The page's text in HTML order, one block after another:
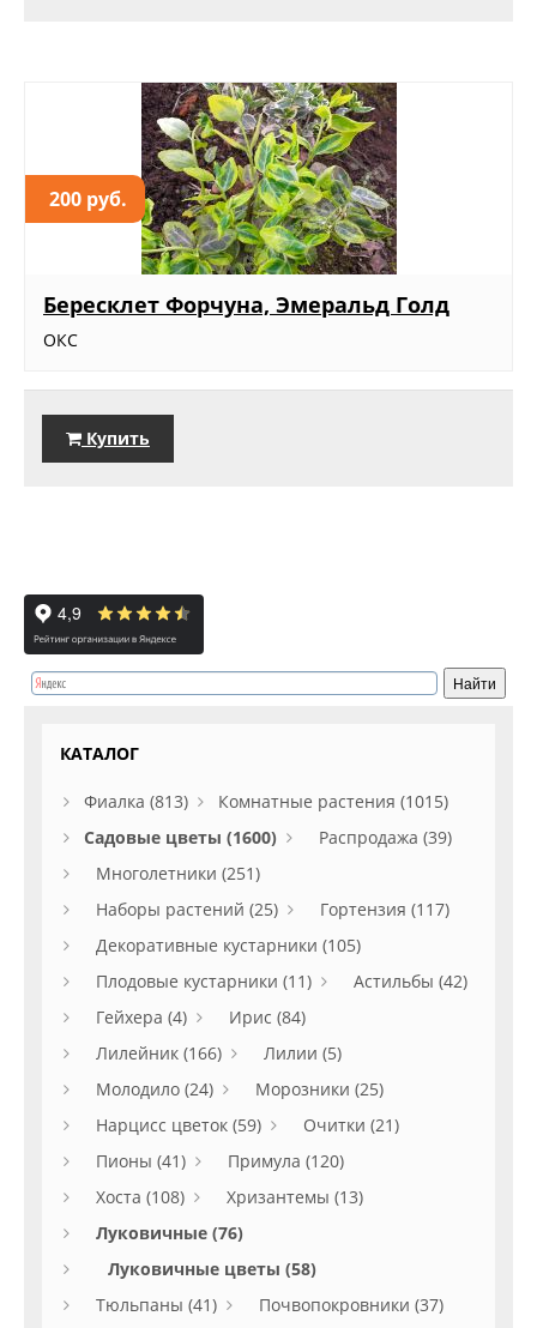
200 руб.
Бересклет Форчуна, Эмеральд Голд
ОКС
Купить
КАТАЛОГ
Фиалка (813)
Комнатные растения (1015)
Садовые цветы (1600)
Распродажа (39)
Многолетники (251)
Наборы растений (25)
Гортензия (117)
Декоративные кустарники (105)
Плодовые кустарники (11)
Астильбы (42)
Гейхера (4)
Ирис (84)
Лилейник (166)
Лилии (5)
Молодило (24)
Морозники (25)
Нарцисс цветок (59)
Очитки (21)
Пионы (41)
Примула (120)
Хоста (108)
Хризантемы (13)
Луковичные (76)
Луковичные цветы (58)
Тюльпаны (41)
Почвопокровники (37)